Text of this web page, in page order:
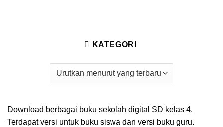
KATEGORI
Download berbagai buku sekolah digital SD kelas 4.
Terdapat versi untuk buku siswa dan versi buku guru.